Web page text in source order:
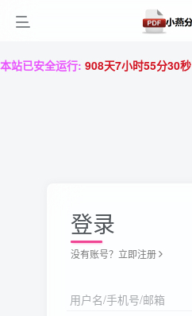
登录
没有账号？立即注册
用户名/手机号/邮箱
本站已安全运行: 908天7小时55分31秒